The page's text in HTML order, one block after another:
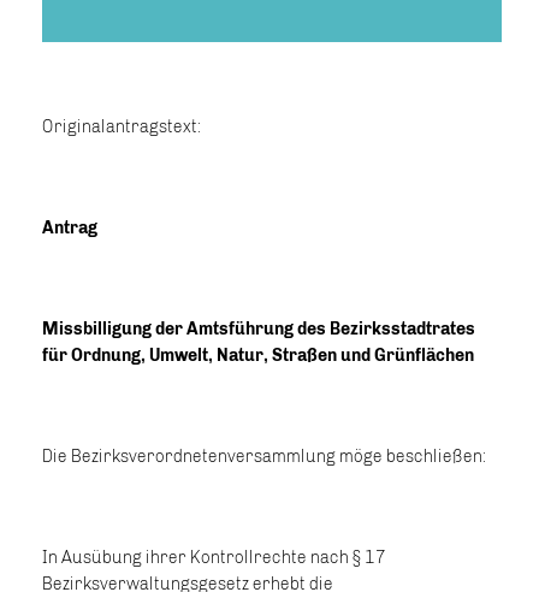
Originalantragstext:
Antrag
Missbilligung der Amtsführung des Bezirksstadtrates
für Ordnung, Umwelt, Natur, Straßen und Grünflächen
Die Bezirksverordnetenversammlung möge beschließen:
In Ausübung ihrer Kontrollrechte nach § 17
Bezirksverwaltungsgesetz erhebt die